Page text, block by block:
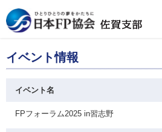
イベント情報
イベント名
FPフォーラム2025 in習志野